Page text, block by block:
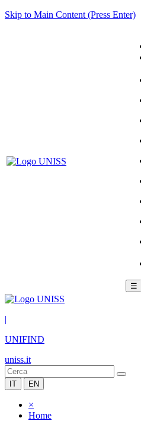
Skip to Main Content (Press Enter)
☰
|
UNIFIND
uniss.it
IT EN
×
Home